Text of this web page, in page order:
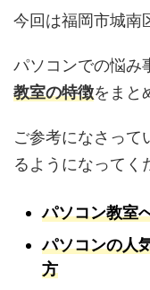
今回は福岡市城南
パソコンでの悩み
教室の特徴をまと
ご参考になさって
るようになってく
パソコン教室
パソコンの人
方